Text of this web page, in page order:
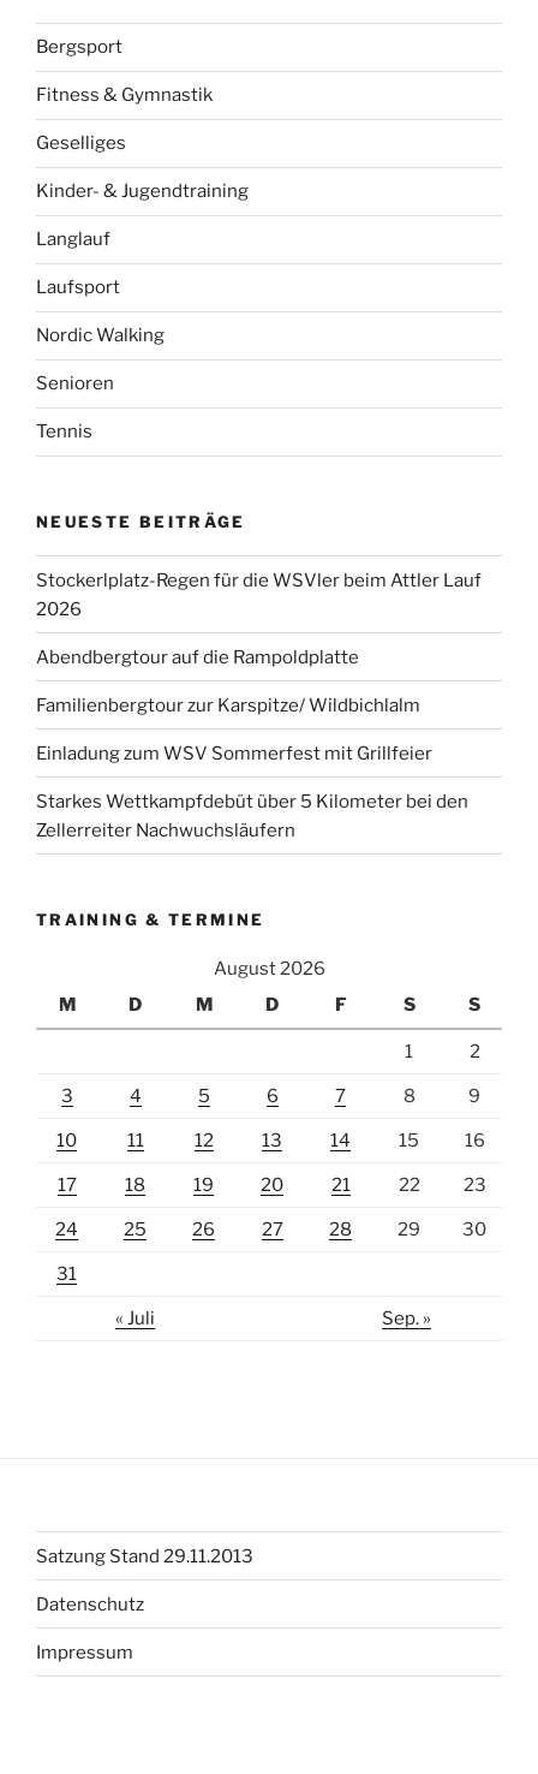
Bergsport
Fitness & Gymnastik
Geselliges
Kinder- & Jugendtraining
Langlauf
Laufsport
Nordic Walking
Senioren
Tennis
NEUESTE BEITRÄGE
Stockerlplatz-Regen für die WSVler beim Attler Lauf
2026
Abendbergtour auf die Rampoldplatte
Familienbergtour zur Karspitze/ Wildbichlalm
Einladung zum WSV Sommerfest mit Grillfeier
Starkes Wettkampfdebüt über 5 Kilometer bei den
Zellerreiter Nachwuchsläufern
TRAINING & TERMINE
August 2026
M
D M D F S S
1 2
3 4 5 6 7 8 9
10 11 12 13 14 15 16
17 18 19 20 21 22 23
24 25 26 27 28 29 30
31
« Juli Sep. »
Satzung Stand 29.11.2013
Datenschutz
Impressum